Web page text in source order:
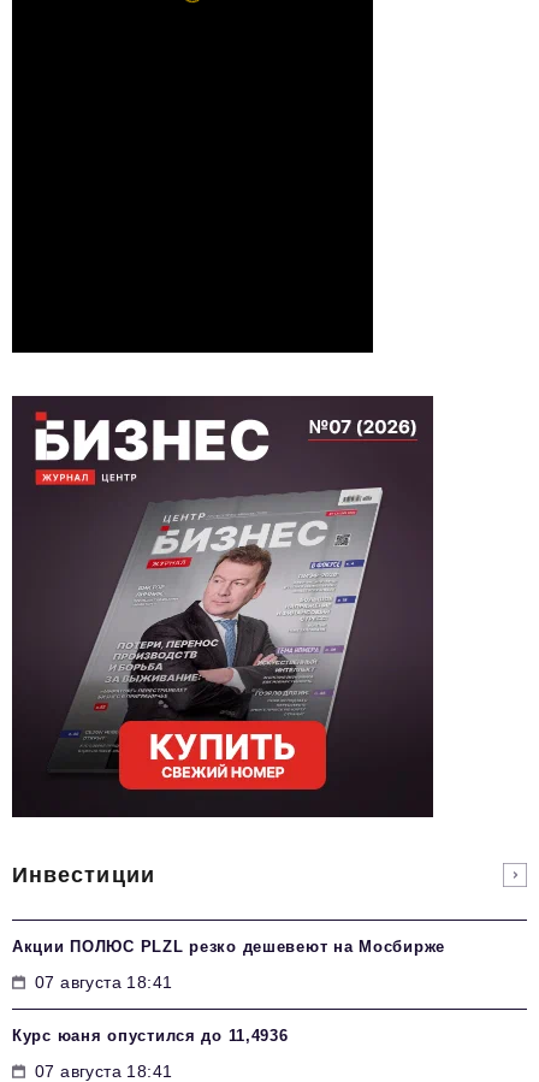
Инвестиции
Акции ПОЛЮС PLZL резко дешевеют на Мосбирже
07 августа 18:41
Курс юаня опустился до 11,4936
07 августа 18:41